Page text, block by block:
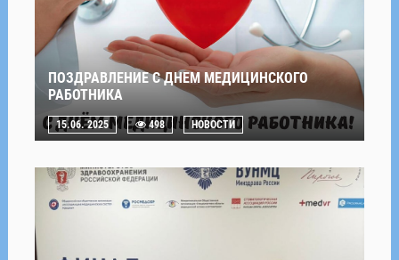
ПОЗДРАВЛЕНИЕ С ДНЕМ МЕДИЦИНСКОГО
РАБОТНИКА
15.06. 2025 498 НОВОСТИ